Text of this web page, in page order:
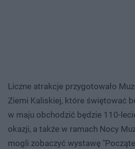
Liczne atrakcje przygotowało
Ziemi Kaliskiej, które świętować
w maju obchodzić będzie 110-
okazji, a także w ramach Nocy
mogli zobaczyć wystawę